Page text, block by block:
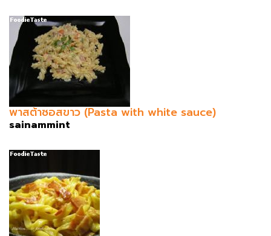
พาสต้าซอสขาว (Pasta with white sauce)
sainammint